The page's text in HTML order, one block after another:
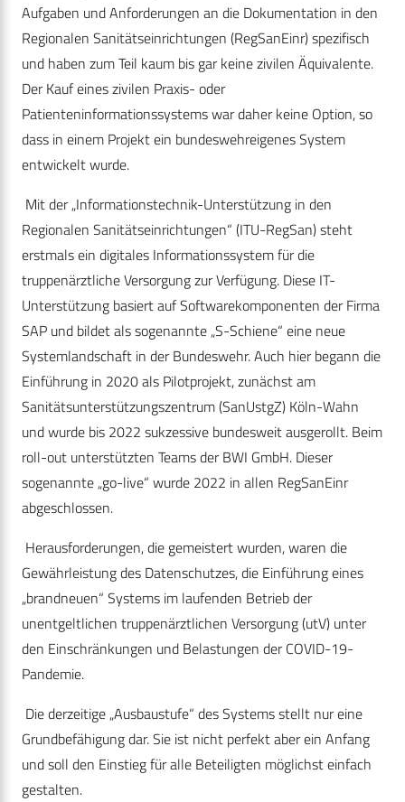
Aufgaben und Anforderungen an die Dokumentation in den
Regionalen Sanitätseinrichtungen (RegSanEinr) spezifisch
und haben zum Teil kaum bis gar keine zivilen Äquivalente.
Der Kauf eines zivilen Praxis- oder
Patienteninformationssystems war daher keine Option, so
dass in einem Projekt ein bundeswehreigenes System
entwickelt wurde.
Mit der „Informationstechnik-Unterstützung in den
Regionalen Sanitätseinrichtungen“ (ITU-RegSan) steht
erstmals ein digitales Informationssystem für die
truppenärztliche Versorgung zur Verfügung. Diese IT-
Unterstützung basiert auf Softwarekomponenten der Firma
SAP und bildet als sogenannte „S-Schiene“ eine neue
Systemlandschaft in der Bundeswehr. Auch hier begann die
Einführung in 2020 als Pilotprojekt, zunächst am
Sanitätsunterstützungszentrum (SanUstgZ) Köln-Wahn
und wurde bis 2022 sukzessive bundesweit ausgerollt. Beim
roll-out unterstützten Teams der BWI GmbH. Dieser
sogenannte „go-live“ wurde 2022 in allen RegSanEinr
abgeschlossen.
Herausforderungen, die gemeistert wurden, waren die
Gewährleistung des Datenschutzes, die Einführung eines
„brandneuen“ Systems im laufenden Betrieb der
unentgeltlichen truppenärztlichen Versorgung (utV) unter
den Einschränkungen und Belastungen der COVID-19-
Pandemie.
Die derzeitige „Ausbaustufe“ des Systems stellt nur eine
Grundbefähigung dar. Sie ist nicht perfekt aber ein Anfang
und soll den Einstieg für alle Beteiligten möglichst einfach
gestalten.